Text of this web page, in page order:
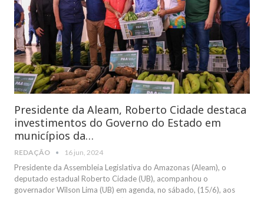
Presidente da Aleam, Roberto Cidade destaca
investimentos do Governo do Estado em
municípios da…
REDAÇÃO 16 jun, 2024
Presidente da Assembleia Legislativa do Amazonas (Aleam), o
deputado estadual Roberto Cidade (UB), acompanhou o
governador Wilson Lima (UB) em agenda, no sábado, (15/6), aos